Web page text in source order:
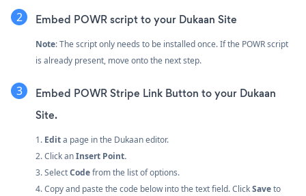
Embed POWR script to your Dukaan Site
Note: The script only needs to be installed once. If the POWR script
is already present, move onto the next step.
Embed POWR Stripe Link Button to your Dukaan
Site.
1. Edita page in the Dukaan editor.
2. Click anInsert Point.
3. SelectCodefrom the list of options.
4. Copy and paste the code below into the text field. ClickSaveto